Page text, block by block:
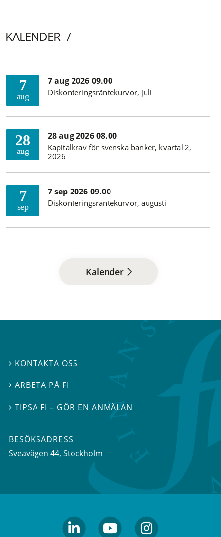
KALENDER
7
aug
7 aug 2026 09.00
Diskonteringsräntekurvor, juli
28
aug
28 aug 2026 08.00
Kapitalkrav för svenska banker, kvartal 2,
2026
7
sep
7 sep 2026 09.00
Diskonteringsräntekurvor, augusti
Kalender
 KONTAKTA OSS
ARBETA PÅ FI
TIPSA FI – GÖR EN ANMÄLAN
BESÖKSADRESS
Sveavägen 44, Stockholm